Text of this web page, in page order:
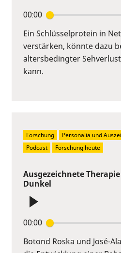
00:00
Ein Schlüsselprotein in
verstärken, könnte dazu
altersbedingter
kann.
Ausgezeichnete
Dunkel
00:00
Botond Roska und José-
Forschung Personalia und
Podcast
Forschung heute